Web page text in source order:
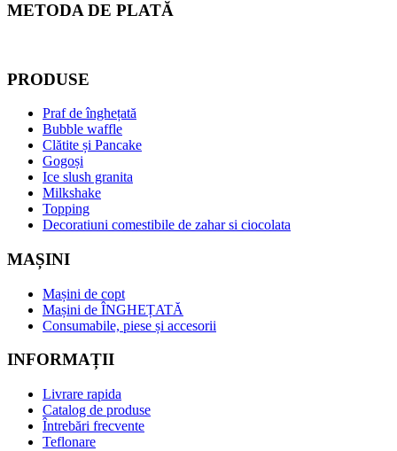
METODA DE PLATĂ
PRODUSE
Praf de înghețată
Bubble waffle
Clătite și Pancake
Gogoși
Ice slush granita
Milkshake
Topping
Decoratiuni comestibile de zahar si ciocolata
MAȘINI
Mașini de copt
Mașini de ÎNGHEȚATĂ
Consumabile, piese și accesorii
INFORMAȚII
Livrare rapida
Catalog de produse
Întrebări frecvente
Teflonare